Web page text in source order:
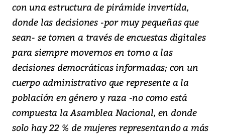
con una estructura de pirámide invertida,
donde las decisiones -por muy pequeñas que
sean- se tomen a través de encuestas digitales
para siempre movernos en torno a las
decisiones democráticas informadas; con un
cuerpo administrativo que represente a la
población en género y raza -no como está
compuesta la Asamblea Nacional, en donde
solo hay 22 % de mujeres representando a más